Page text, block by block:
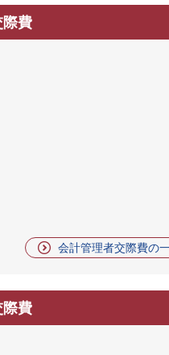
費
会計管理者交際費の
費